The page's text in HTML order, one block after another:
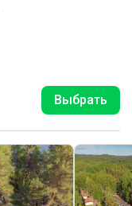
Выбрать